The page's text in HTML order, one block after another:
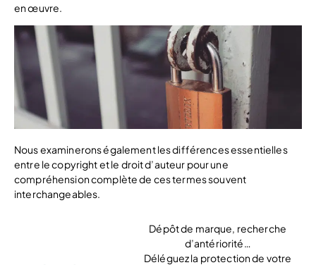
en œuvre.
Nous examinerons également les différences essentielles
entre le copyright et le droit d’auteur pour une
compréhension complète de ces termes souvent
interchangeables.
Dépôt de marque, recherche
d’antériorité…
Déléguez la protection de votre